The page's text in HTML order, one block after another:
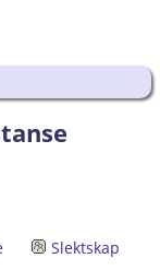
Slektskap